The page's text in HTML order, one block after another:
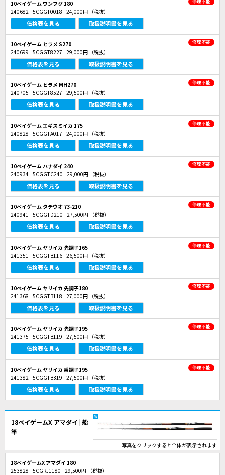
10ベイゲーム ワンフグ 180
240682 5CGGT0018 24,000円 （税抜）
価格表を見る 取扱説明書を見る
10ベイゲーム ヒラメ S270 修理不能
240699 5CGGT8227 29,000円 （税抜）
価格表を見る 取扱説明書を見る
10ベイゲーム ヒラメ MH270 修理不能
240705 5CGGT8527 29,500円 （税抜）
価格表を見る 取扱説明書を見る
10ベイゲーム エギスミイカ 175 修理不能
240828 5CGGTA017 24,000円 （税抜）
価格表を見る 取扱説明書を見る
10ベイゲーム ハナダイ 240 修理不能
240934 5CGGTC240 29,000円 （税抜）
価格表を見る 取扱説明書を見る
10ベイゲーム タチウオ 73-210 修理不能
240941 5CGGTD210 27,500円 （税抜）
価格表を見る 取扱説明書を見る
10ベイゲーム ヤリイカ 先調子165 修理不能
241351 5CGGTB116 26,500円 （税抜）
価格表を見る 取扱説明書を見る
10ベイゲーム ヤリイカ 先調子180 修理不能
241368 5CGGTB118 27,000円 （税抜）
価格表を見る 取扱説明書を見る
10ベイゲーム ヤリイカ 先調子195 修理不能
241375 5CGGTB119 27,500円 （税抜）
価格表を見る 取扱説明書を見る
10ベイゲーム ヤリイカ 乗調子195 修理不能
241382 5CGGTB319 27,500円 （税抜）
価格表を見る 取扱説明書を見る
18ベイゲームX アマダイ | 船
竿
写真をクリックすると全体が表示されます
18ベイゲームX アマダイ 180
253828 5CGRJ1180 29,500円 （税抜）